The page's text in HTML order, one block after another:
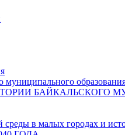
БАЙКАЛЬСКОГО
в малых городах и